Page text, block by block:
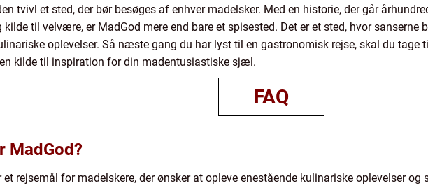
tvivl et sted, der bør besøges af enhver madelsker. Med en historie, der går
kilde til velvære, er MadGod mere end bare et spisested. Det er et sted, hvor
oplevelser. Så næste gang du har lyst til en gastronomisk rejse, skal du tage
kilde til inspiration for din madentusiastiske sjæl.
FAQ
MadGod?
et rejsemål for madelskere, der ønsker at opleve enestående kulinariske oplevelser